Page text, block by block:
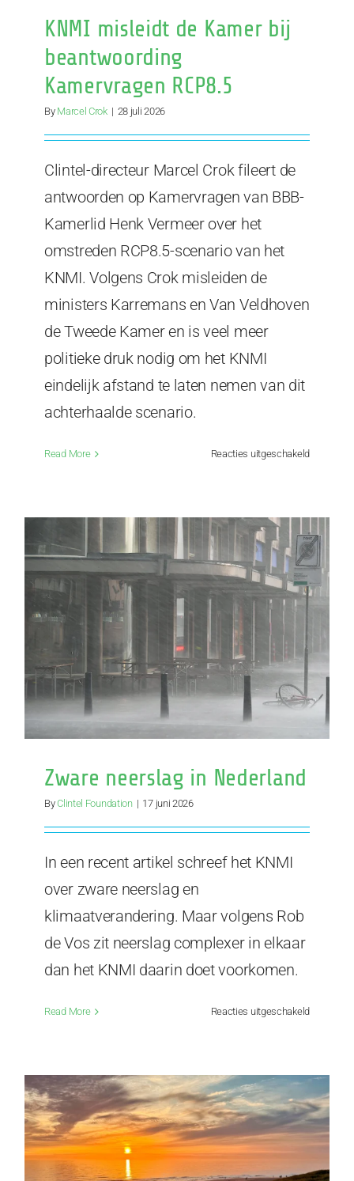
KNMI misleidt de Kamer bij
beantwoording
Kamervragen RCP8.5
By Marcel Crok | 28 juli 2026
Clintel-directeur Marcel Crok fileert de
antwoorden op Kamervragen van BBB-
Kamerlid Henk Vermeer over het
omstreden RCP8.5-scenario van het
KNMI. Volgens Crok misleiden de
ministers Karremans en Van Veldhoven
de Tweede Kamer en is veel meer
politieke druk nodig om het KNMI
eindelijk afstand te laten nemen van dit
achterhaalde scenario.
Read More Reacties uitgeschakeldvoor
bij
RCP8.5
Zware neerslag in Nederland
ByClintel Foundation | 17 juni 2026
In een recent artikel schreef het KNMI
over zware neerslag en
klimaatverandering. Maar volgens Rob
de Vos zit neerslag complexer in elkaar
dan het KNMI daarin doet voorkomen.
Read More Reacties uitgeschakeldvoor
Nederland